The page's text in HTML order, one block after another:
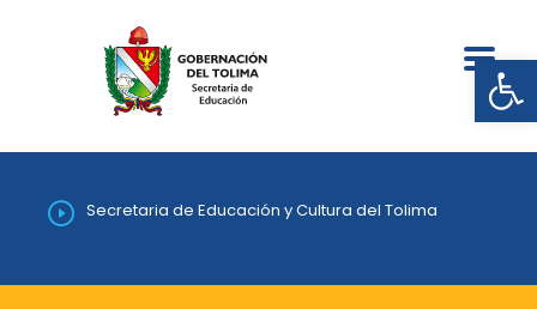
Secretaria de Educación y Cultura del Tolima